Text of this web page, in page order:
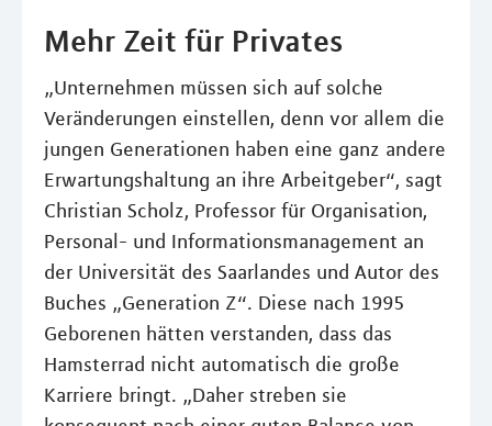
Mehr Zeit für Privates
„Unternehmen müssen sich auf solche
Veränderungen einstellen, denn vor allem die
jungen Generationen haben eine ganz andere
Erwartungshaltung an ihre Arbeitgeber“, sagt
Christian Scholz, Professor für Organisation,
Personal- und Informationsmanagement an
der Universität des Saarlandes und Autor des
Buches „Generation Z“. Diese nach 1995
Geborenen hätten verstanden, dass das
Hamsterrad nicht automatisch die große
Karriere bringt. „Daher streben sie